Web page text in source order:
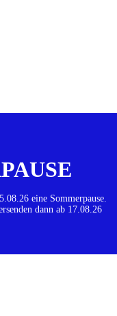
eine Sommerpause.
dann ab 17.08.26